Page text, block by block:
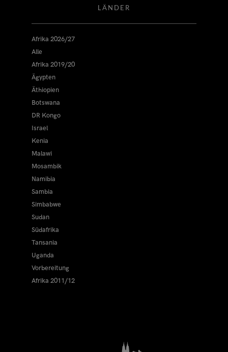
LÄNDER
Afrika 2026/27
Alle
Afrika 2019/20
Ägypten
Äthiopien
Botswana
DR Kongo
Israel
Kenia
Malawi
Mosambik
Namibia
Sambia
Simbabwe
Sudan
Südafrika
Tansania
Uganda
Vorbereitung
Afrika 2011/12